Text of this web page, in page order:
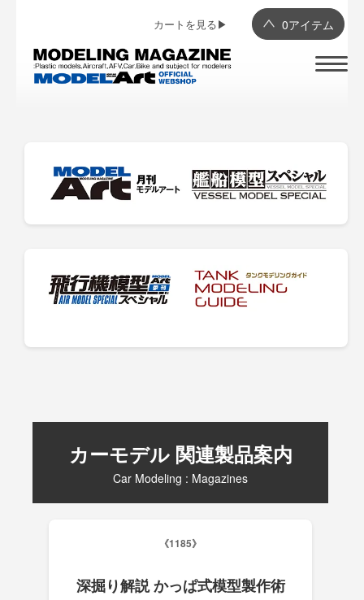
0アイテム
カートを見る▶︎
カーモデル 関連製品案内
Car Modeling : Magazines
《1185》
深掘り解説 かっぱ式模型製作術